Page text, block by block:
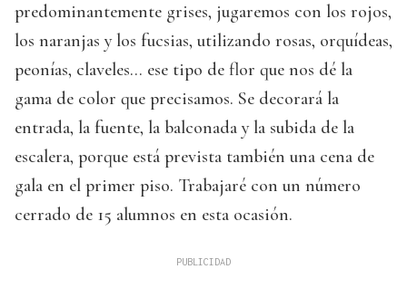
predominantemente grises, jugaremos con los rojos,
los naranjas y los fucsias, utilizando rosas, orquídeas,
peonías, claveles... ese tipo de flor que nos dé la
gama de color que precisamos. Se decorará la
entrada, la fuente, la balconada y la subida de la
escalera, porque está prevista también una cena de
gala en el primer piso. Trabajaré con un número
cerrado de 15 alumnos en esta ocasión.